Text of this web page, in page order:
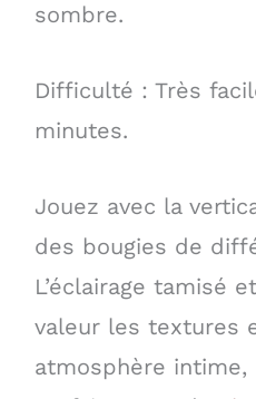
sombre.
Difficulté : Très
minutes.
Jouez avec la
des bougies de
L’éclairage tamisé
valeur les textures
atmosphère